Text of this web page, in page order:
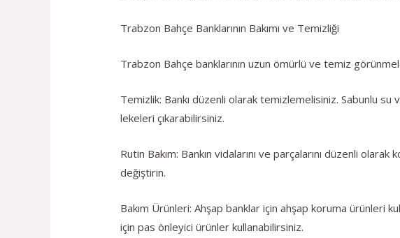
Trabzon Bahçe Banklarının Bakımı ve Temizliği
Trabzon Bahçe banklarının uzun ömürlü ve temiz
Temizlik: Bankı düzenli olarak temizlemelisiniz. Sabunlu
lekeleri çıkarabilirsiniz.
Rutin Bakım: Bankın vidalarını ve parçalarını düzenli
değiştirin.
Bakım Ürünleri: Ahşap banklar için ahşap koruma ürünleri
için pas önleyici ürünler kullanabilirsiniz.